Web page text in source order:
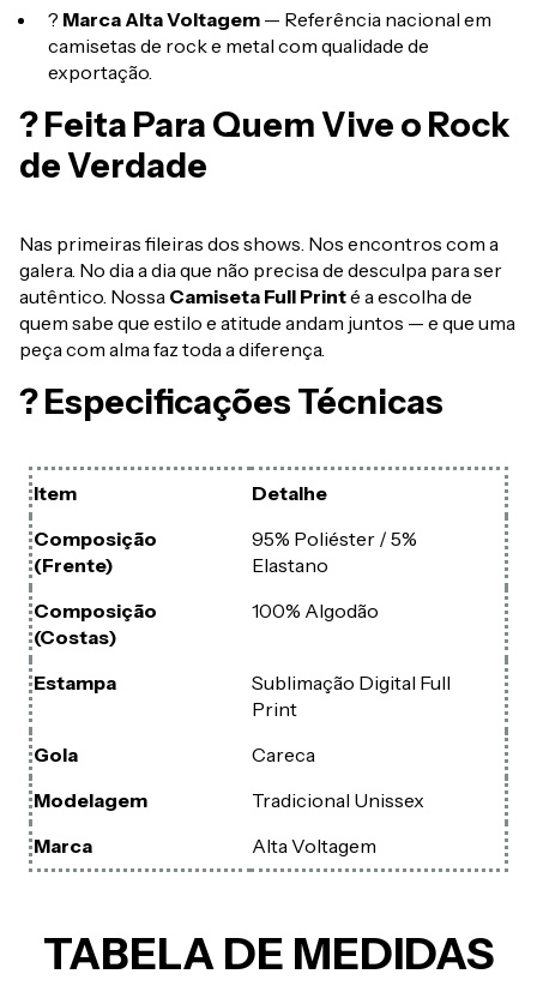
? Marca Alta Voltagem — Referência nacional em
camisetas de rock e metal com qualidade de
exportação.
? Feita Para Quem Vive o Rock
de Verdade
Nas primeiras fileiras dos shows. Nos encontros com a
galera. No dia a dia que não precisa de desculpa para ser
autêntico. Nossa Camiseta Full Printé a escolha de
quem sabe que estilo e atitude andam juntos — e que uma
peça com alma faz toda a diferença.
? Especificações Técnicas
Item
Detalhe
Composição
(Frente)
95% Poliéster / 5%
Elastano
Composição
(Costas)
100% Algodão
Estampa
Sublimação Digital Full
Print
Gola
Careca
Modelagem
Tradicional Unissex
Marca
Alta Voltagem
TABELA DE MEDIDAS